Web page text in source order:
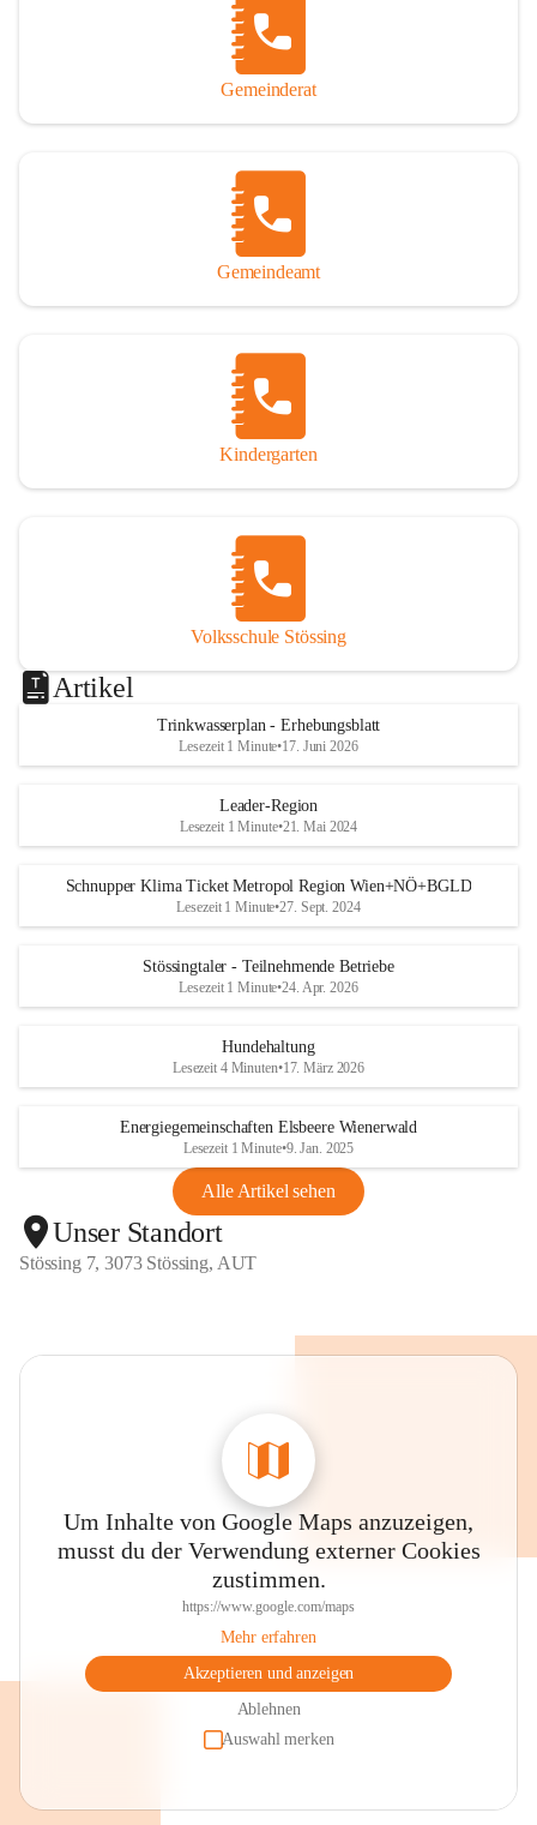
Gemeinderat
Gemeindeamt
Kindergarten
Volksschule Stössing
Artikel
Trinkwasserplan - Erhebungsblatt
Lesezeit 1 Minute•17. Juni 2026
Leader-Region
Lesezeit 1 Minute•21. Mai 2024
Schnupper Klima Ticket Metropol Region Wien+NÖ+BGLD
Lesezeit 1 Minute•27. Sept. 2024
Stössingtaler - Teilnehmende Betriebe
Lesezeit 1 Minute•24. Apr. 2026
Hundehaltung
Lesezeit 4 Minuten•17. März 2026
Energiegemeinschaften Elsbeere Wienerwald
Lesezeit 1 Minute•9. Jan. 2025
Alle Artikel sehen
Unser Standort
Stössing 7, 3073 Stössing, AUT
Um Inhalte von Google Maps anzuzeigen,
musst du der Verwendung externer Cookies
zustimmen.
https://www.google.com/maps
Mehr erfahren
Akzeptieren und anzeigen
Ablehnen
Auswahl merken